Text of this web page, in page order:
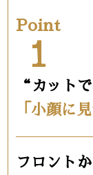
Point
1
“カット
「小顔に
フロント